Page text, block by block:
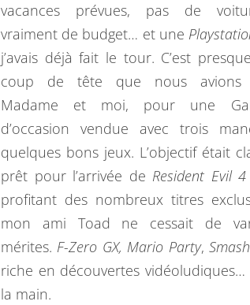
vacances prévues, pas de
vraiment de budget… et une
j’avais déjà fait le tour. C’est
coup de tête que nous avions
Madame et moi, pour une
d’occasion vendue avec trois
quelques bons jeux. L’objectif était
prêt pour l’arrivée de Resident Evil 4
profitant des nombreux titres
mon ami Toad ne cessait de
mérites. F-Zero GX, Mario Party,
riche en découvertes
la main.